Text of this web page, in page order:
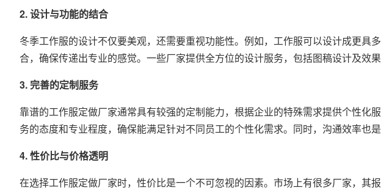
2. 设计与功能的结合
冬季工作服的设计不仅要美观，还需要重视功能性。例如，工作服可以设计成更
合，确保传递出专业的感觉。一些厂家提供全方位的设计服务，包括图稿设计及效
3. 完善的定制服务
靠谱的工作服定做厂家通常具有较强的定制能力，根据企业的特殊需求提供个性
务的态度和专业程度，确保能满足针对不同员工的个性化需求。同时，沟通效率也
4. 性价比与价格透明
在选择工作服定做厂家时，性价比是一个不可忽视的因素。市场上有很多厂家，